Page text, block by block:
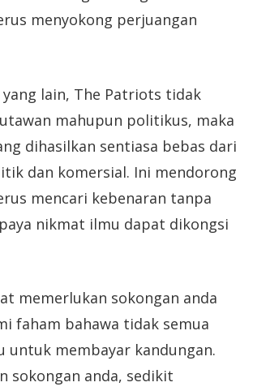
menyokong perjuangan
lain, The Patriots tidak
mahupun politikus, maka
dihasilkan sentiasa bebas dari
dan komersial. Ini mendorong
mencari kebenaran tanpa
nikmat ilmu dapat dikongsi
memerlukan sokongan anda
faham bahawa tidak semua
untuk membayar kandungan.
sokongan anda, sedikit